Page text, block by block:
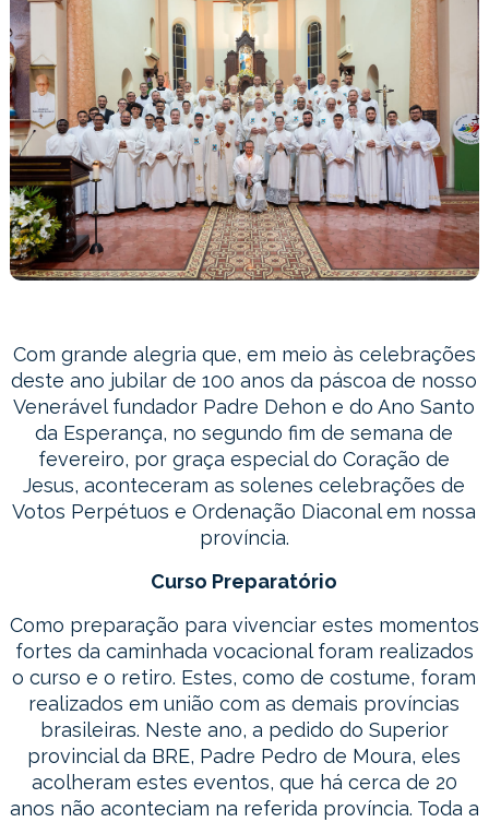
Com grande alegria que, em meio às celebrações
deste ano jubilar de 100 anos da páscoa de nosso
Venerável fundador Padre Dehon e do Ano Santo
da Esperança, no segundo fim de semana de
fevereiro, por graça especial do Coração de
Jesus, aconteceram as solenes celebrações de
Votos Perpétuos e Ordenação Diaconal em nossa
província.
Curso Preparatório
Como preparação para vivenciar estes momentos
fortes da caminhada vocacional foram realizados
o curso e o retiro. Estes, como de costume, foram
realizados em união com as demais províncias
brasileiras. Neste ano, a pedido do Superior
provincial da BRE, Padre Pedro de Moura, eles
acolheram estes eventos, que há cerca de 20
anos não aconteciam na referida província. Toda a